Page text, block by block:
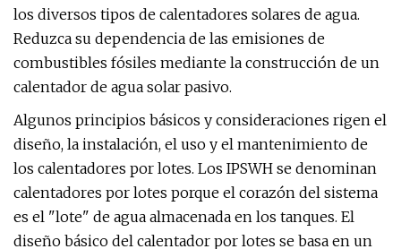
los diversos tipos de calentadores solares de agua.
Reduzca su dependencia de las emisiones de
combustibles fósiles mediante la construcción de un
calentador de agua solar pasivo.
Algunos principios básicos y consideraciones rigen el
diseño, la instalación, el uso y el mantenimiento de
los calentadores por lotes. Los IPSWH se denominan
calentadores por lotes porque el corazón del sistema
es el "lote" de agua almacenada en los tanques. El
diseño básico del calentador por lotes se basa en un